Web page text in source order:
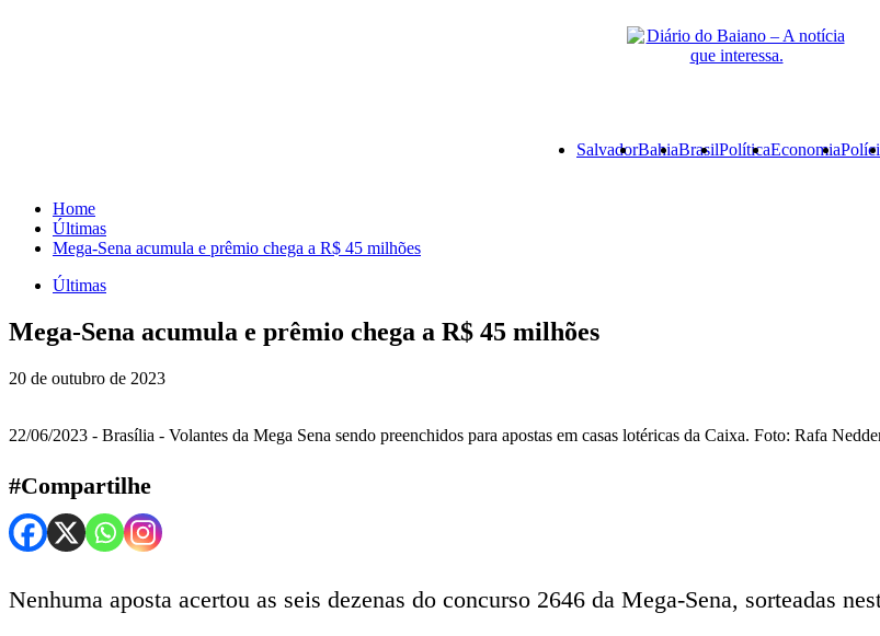
PrimarySalvadorBahiaBrasilPolíticaEconomia
Home
Últimas
Mega-Sena acumula e prêmio chega a R$ 45 milhões
Últimas
Mega-Sena acumula e prêmio chega a R$ 45 milhões
20 de outubro de 2023
22/06/2023 - Brasília - Volantes da Mega Sena sendo preenchidos para apostas em casas lotéricas da Caixa. Foto: Rafa
#Compartilhe
Nenhuma aposta acertou as seis dezenas do concurso 2646 da Mega-Sena, sorteadas